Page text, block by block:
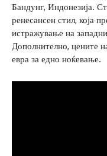
Бандунг, Индонезија.
ренесансен стил, која
истражување на
Дополнително, цените
евра за едно ноќевање.